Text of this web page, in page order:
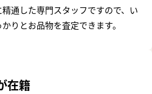
通した専門スタッフですので、い
りとお品物を査定できます。
在籍